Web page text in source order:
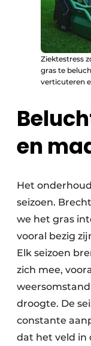
Ziektestress
gras te
verticuteren
en
Het
seizoen.
we het gras
vooral bezig
Elk seizoen
zich mee,
droogte. De
constante
dat het veld in